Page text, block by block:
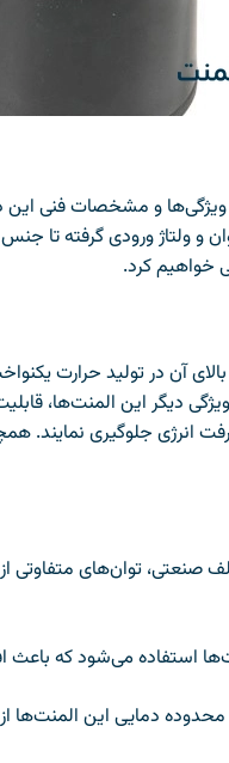
ویژگی‌ها و مشخصات فنی
و ولتاژ ورودی گرفته تا
خواهیم کرد.
آن در تولید حرارت
دیگر این المنت‌ها،
انرژی جلوگیری نمایند.